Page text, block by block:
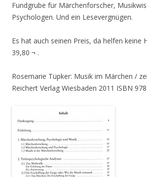
Fundgrube für Märchenforscher,
Psychologen. Und ein Lesevergnügen.
Es hat auch seinen Preis, da helfen keine
39,80 ¬ .
Rosemarie Tüpker: Musik im Märchen /
Reichert Verlag Wiesbaden 2011 ISBN